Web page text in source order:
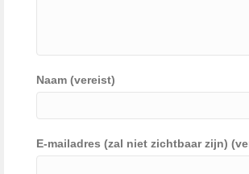
Naam (vereist)
E-mailadres (zal niet zichtbaar zijn)